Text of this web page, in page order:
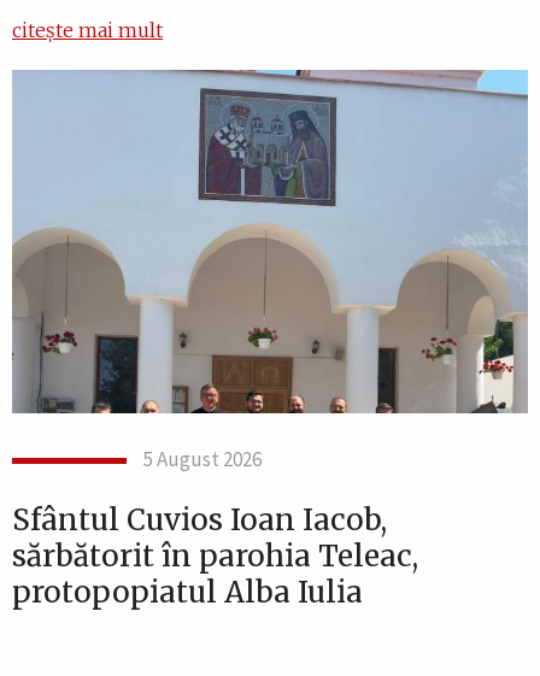
citește mai mult
5 August 2026
Sfântul Cuvios Ioan Iacob,
sărbătorit în parohia Teleac,
protopopiatul Alba Iulia